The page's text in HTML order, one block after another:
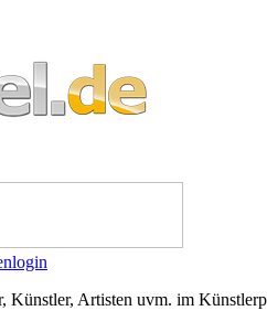
Künstler, Artisten uvm. im